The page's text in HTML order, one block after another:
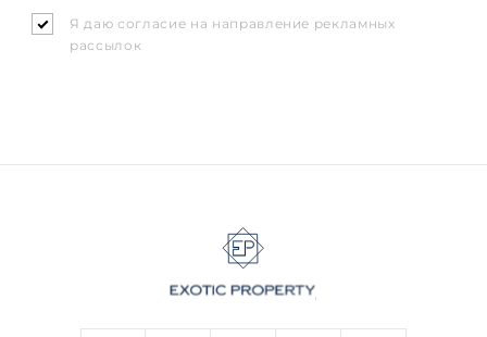
Я даю согласие на направление рекламных
рассылок